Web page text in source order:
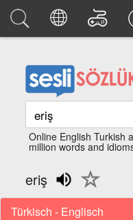
Online English Turkish
million words and
eriş
Türkisch - Englisch